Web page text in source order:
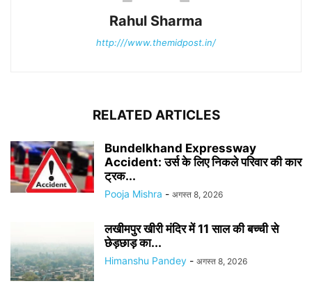
Rahul Sharma
http:///www.themidpost.in/
RELATED ARTICLES
Bundelkhand Expressway
Accident: उर्स के लिए निकले परिवार की कार
ट्रक...
Pooja Mishra - अगस्त 8, 2026
लखीमपुर खीरी मंदिर में 11 साल की बच्ची से
छेड़छाड़ का...
Himanshu Pandey - अगस्त 8, 2026